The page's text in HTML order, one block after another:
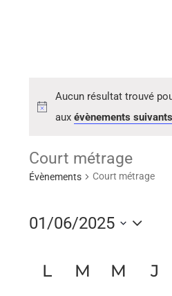
Aucun résultat trouvé
auxévènements suivants
Court métrage
Évènements Court métrage
01/06/2025
Calendrier
L M M J